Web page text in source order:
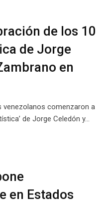
de los 10
de Jorge
en
comenzaron a
de Jorge Celedón y…
en Estados